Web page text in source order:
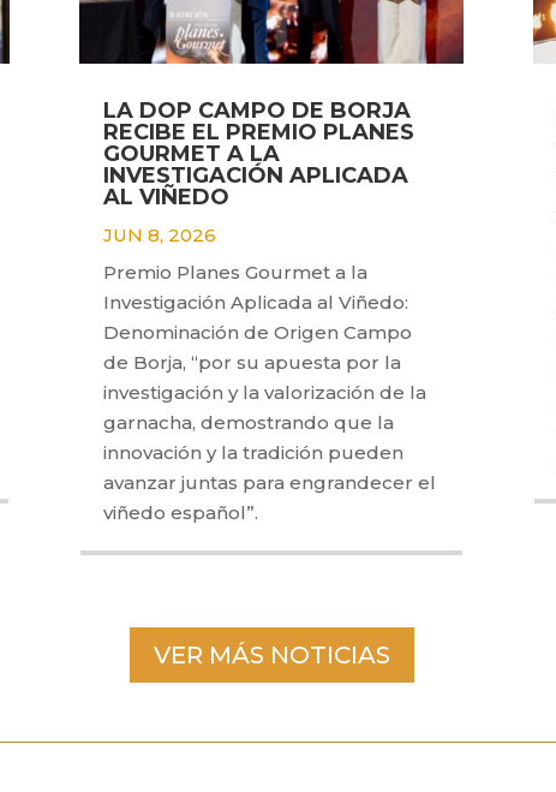
LA DOP CAMPO DE BORJA
RECIBE EL PREMIO PLANES
GOURMET A LA
INVESTIGACIÓN APLICADA
AL VIÑEDO
JUN 8, 2026
Premio Planes Gourmet a la
Investigación Aplicada al Viñedo:
Denominación de Origen Campo
de Borja, “por su apuesta por la
investigación y la valorización de la
garnacha, demostrando que la
innovación y la tradición pueden
avanzar juntas para engrandecer el
viñedo español”.
VER MÁS NOTICIAS